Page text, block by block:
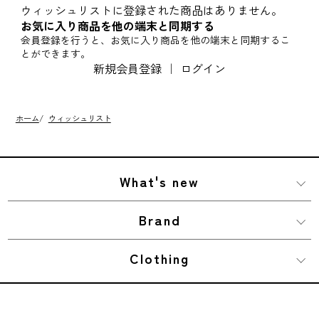
ウィッシュリストに登録された商品はありません。
お気に入り商品を他の端末と同期する
会員登録を行うと、お気に入り商品を他の端末と同期するこ
とができます。
新規会員登録 ｜ ログイン
ホーム/ ウィッシュリスト
What's new
Brand
Clothing